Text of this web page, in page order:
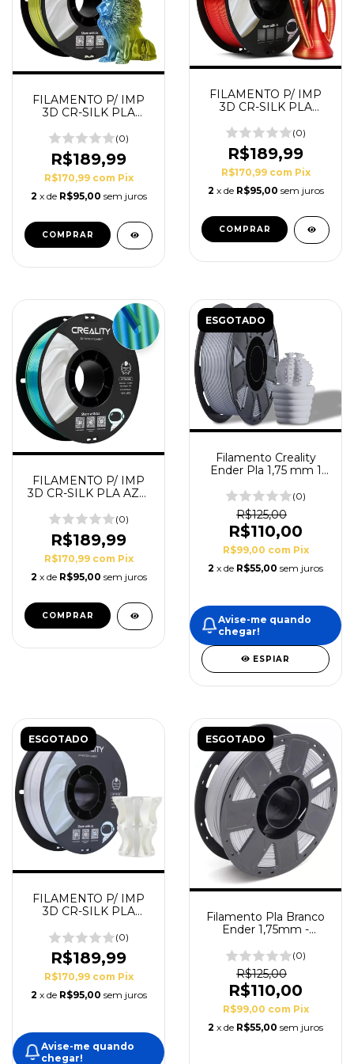
FILAMENTO P/ IMP
3D CR-SILK PLA
(0)
R$189,99
R$170,99 com Pix
2 x de R$95,00 sem juros
FILAMENTO P/ IMP
3D CR-SILK PLA
(0)
R$189,99
R$170,99 com Pix
2 x de R$95,00 sem juros
FILAMENTO P/ IMP
3D CR-SILK PLA AZL/
(0)
R$189,99
R$170,99 com Pix
2 x de R$95,00 sem juros
ESGOTADO
Filamento Creality
Ender Pla 1,75 mm 1
(0)
R$125,00
R$110,00
R$99,00 com Pix
2 x de R$55,00 sem juros
Avise-me quando
chegar!
ESPIAR
ESGOTADO
FILAMENTO P/ IMP
3D CR-SILK PLA
(0)
R$189,99
R$170,99 com Pix
2 x de R$95,00 sem juros
Avise-me quando
chegar!
ESGOTADO
Filamento Pla Branco
Ender 1,75mm -
(0)
R$125,00
R$110,00
R$99,00 com Pix
2 x de R$55,00 sem juros